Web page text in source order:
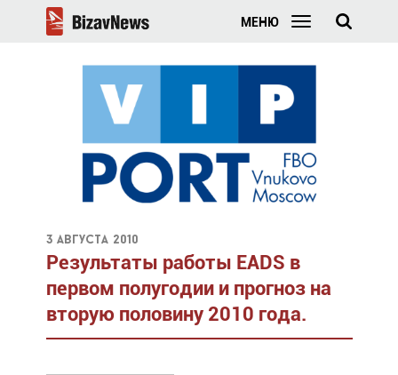
МЕНЮ
3 августа 2010
Результаты работы EADS в
первом полугодии и прогноз на
вторую половину 2010 года.